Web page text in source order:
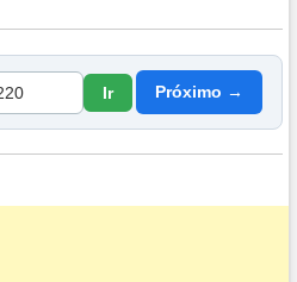
Ir Próximo →